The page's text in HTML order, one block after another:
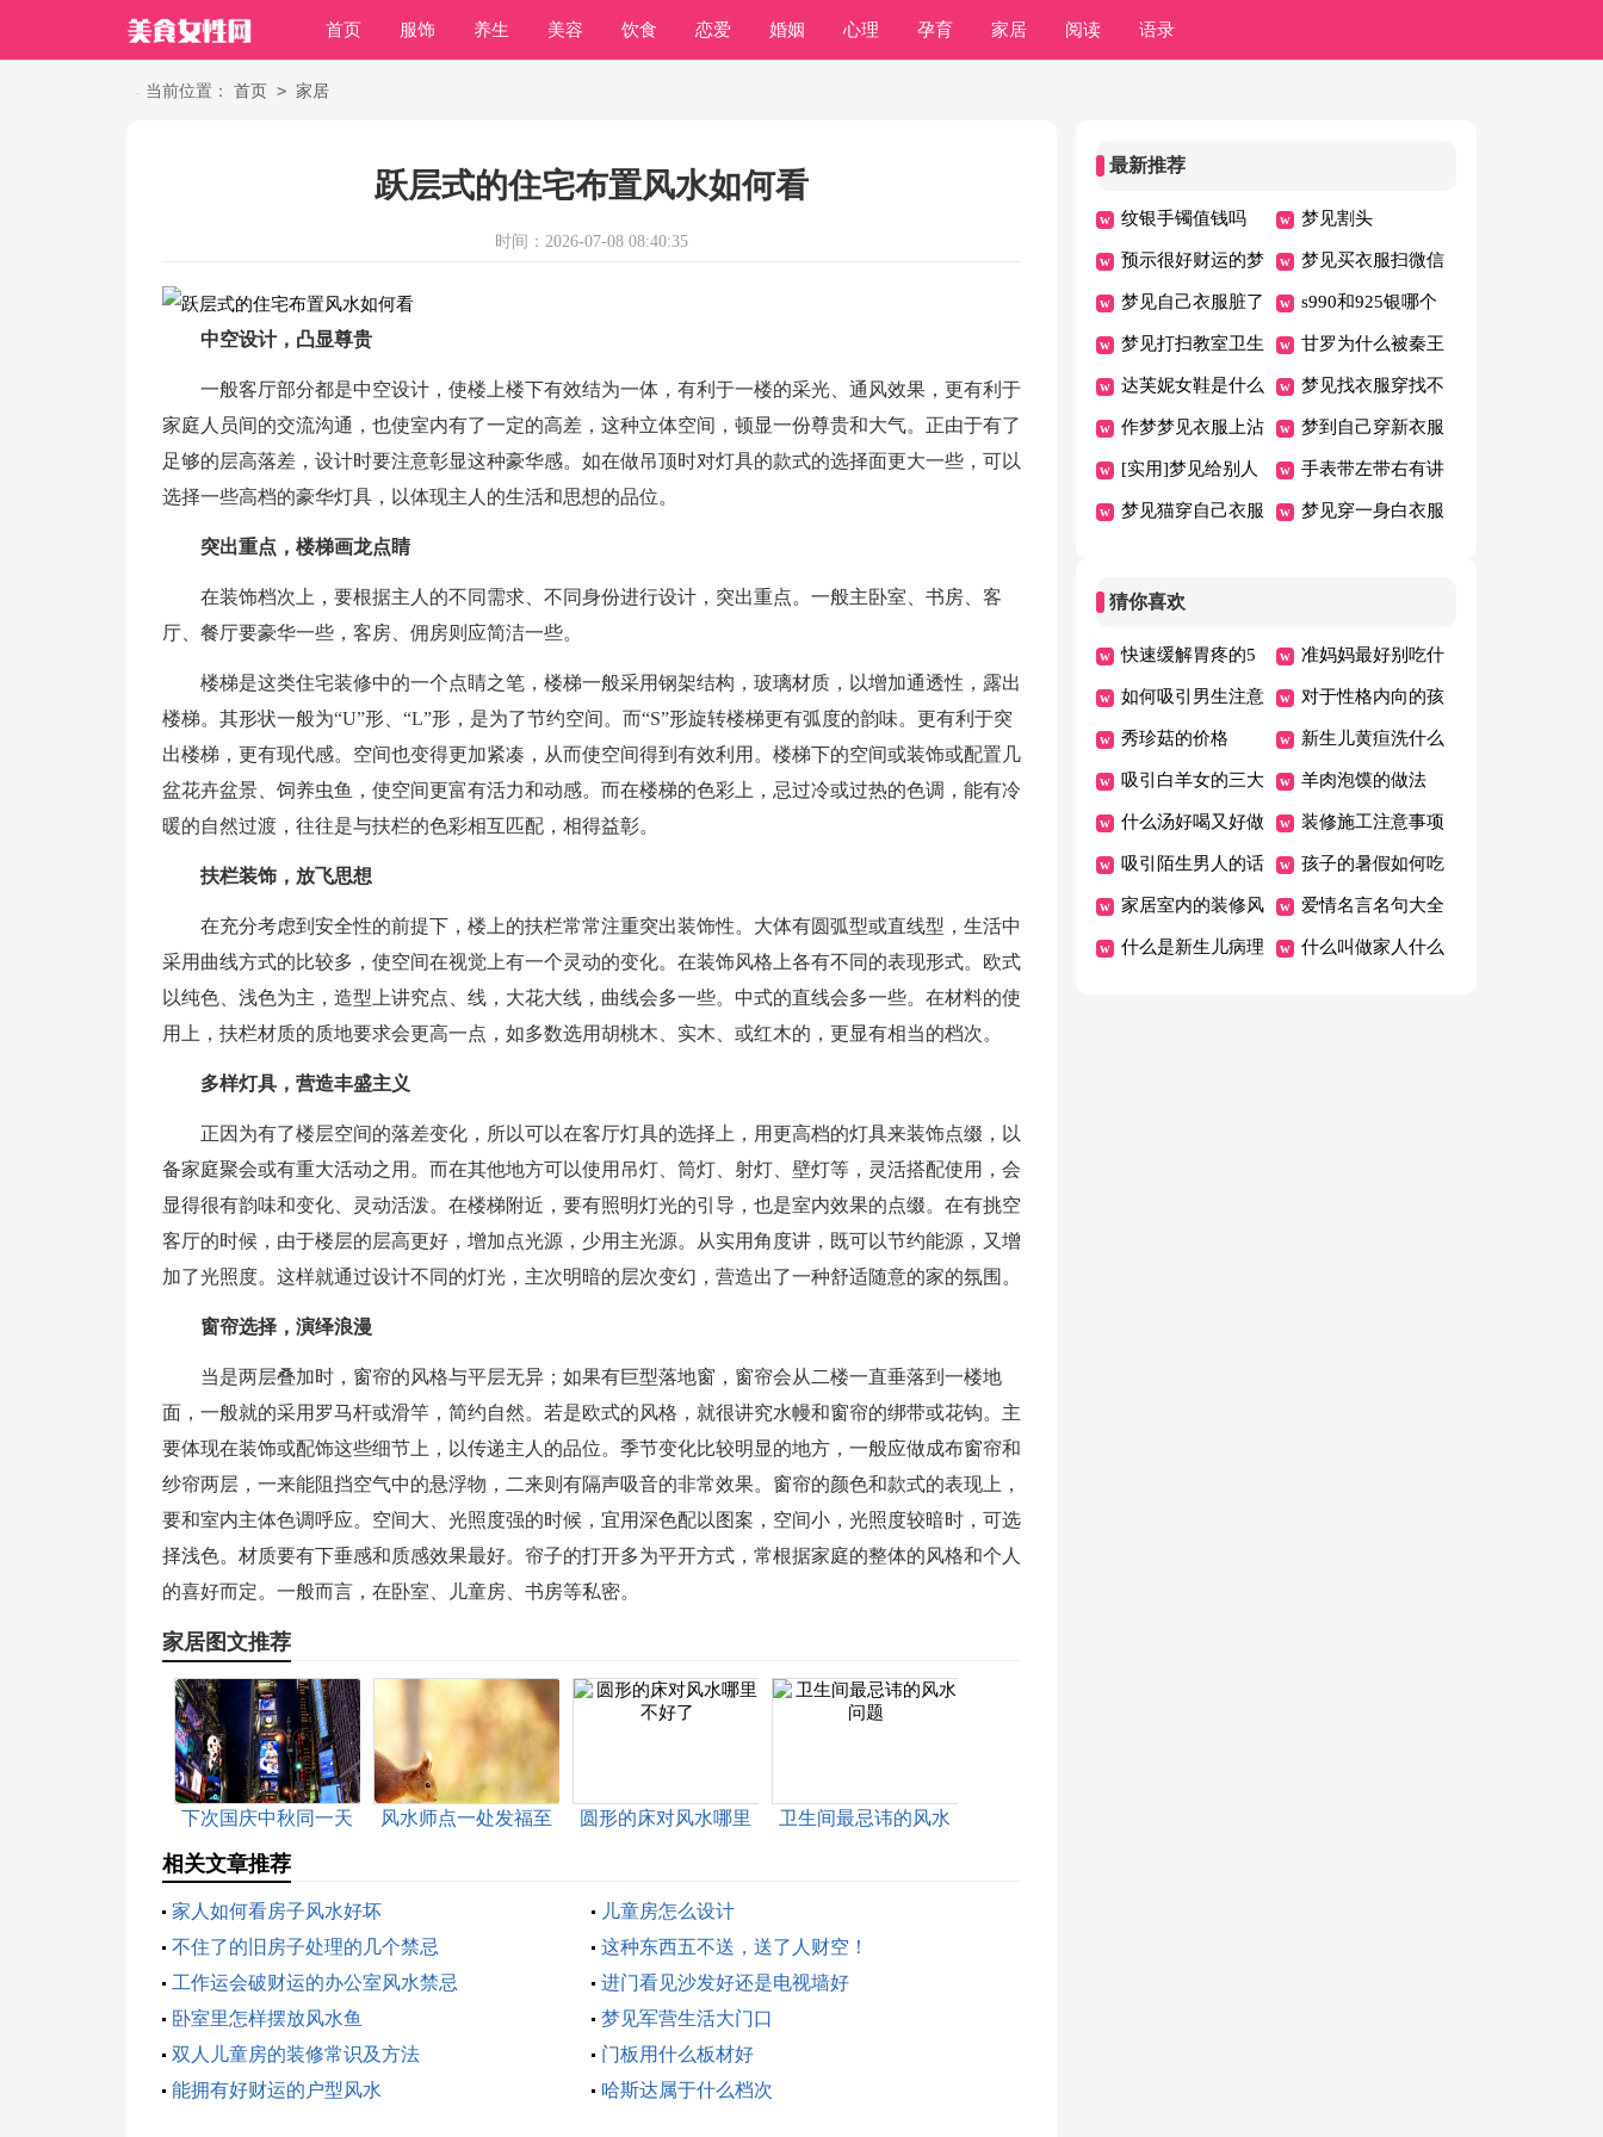
首页 服饰 养生 美容 饮食 恋爱 婚姻 心理 孕育 家居 阅读 语录
职场
当前位置： 首页 > 家居
跃层式的住宅布置风水如何看
时间：2026-07-08 08:40:35
中空设计，凸显尊贵
一般客厅部分都是中空设计，使楼上楼下有效结为一体，有利于一楼的采光、通风效果，更有利于
家庭人员间的交流沟通，也使室内有了一定的高差，这种立体空间，顿显一份尊贵和大气。正由于有了
足够的层高落差，设计时要注意彰显这种豪华感。如在做吊顶时对灯具的款式的选择面更大一些，可以
选择一些高档的豪华灯具，以体现主人的生活和思想的品位。
突出重点，楼梯画龙点睛
在装饰档次上，要根据主人的不同需求、不同身份进行设计，突出重点。一般主卧室、书房、客
厅、餐厅要豪华一些，客房、佣房则应简洁一些。
楼梯是这类住宅装修中的一个点睛之笔，楼梯一般采用钢架结构，玻璃材质，以增加通透性，露出
楼梯。其形状一般为“U”形、“L”形，是为了节约空间。而“S”形旋转楼梯更有弧度的韵味。更有利于突
出楼梯，更有现代感。空间也变得更加紧凑，从而使空间得到有效利用。楼梯下的空间或装饰或配置几
盆花卉盆景、饲养虫鱼，使空间更富有活力和动感。而在楼梯的色彩上，忌过冷或过热的色调，能有冷
暖的自然过渡，往往是与扶栏的色彩相互匹配，相得益彰。
扶栏装饰，放飞思想
在充分考虑到安全性的前提下，楼上的扶栏常常注重突出装饰性。大体有圆弧型或直线型，生活中
采用曲线方式的比较多，使空间在视觉上有一个灵动的变化。在装饰风格上各有不同的表现形式。欧式
以纯色、浅色为主，造型上讲究点、线，大花大线，曲线会多一些。中式的直线会多一些。在材料的使
用上，扶栏材质的质地要求会更高一点，如多数选用胡桃木、实木、或红木的，更显有相当的档次。
多样灯具，营造丰盛主义
正因为有了楼层空间的落差变化，所以可以在客厅灯具的选择上，用更高档的灯具来装饰点缀，以
备家庭聚会或有重大活动之用。而在其他地方可以使用吊灯、筒灯、射灯、壁灯等，灵活搭配使用，会
显得很有韵味和变化、灵动活泼。在楼梯附近，要有照明灯光的引导，也是室内效果的点缀。在有挑空
客厅的时候，由于楼层的层高更好，增加点光源，少用主光源。从实用角度讲，既可以节约能源，又增
加了光照度。这样就通过设计不同的灯光，主次明暗的层次变幻，营造出了一种舒适随意的家的氛围。
窗帘选择，演绎浪漫
当是两层叠加时，窗帘的风格与平层无异；如果有巨型落地窗，窗帘会从二楼一直垂落到一楼地
面，一般就的采用罗马杆或滑竿，简约自然。若是欧式的风格，就很讲究水幔和窗帘的绑带或花钩。主
要体现在装饰或配饰这些细节上，以传递主人的品位。季节变化比较明显的地方，一般应做成布窗帘和
纱帘两层，一来能阻挡空气中的悬浮物，二来则有隔声吸音的非常效果。窗帘的颜色和款式的表现上，
要和室内主体色调呼应。空间大、光照度强的时候，宜用深色配以图案，空间小，光照度较暗时，可选
择浅色。材质要有下垂感和质感效果最好。帘子的打开多为平开方式，常根据家庭的整体的风格和个人
的喜好而定。一般而言，在卧室、儿童房、书房等私密。
家居图文推荐
下次国庆中秋同一天
风水师点一处发福至
圆形的床对风水哪里
卫生间最忌讳的风水
相关文章推荐
家人如何看房子风水好坏
儿童房怎么设计
不住了的旧房子处理的几个禁忌
这种东西五不送，送了人财空！
工作运会破财运的办公室风水禁忌
进门看见沙发好还是电视墙好
卧室里怎样摆放风水鱼
梦见军营生活大门口
双人儿童房的装修常识及方法
门板用什么板材好
能拥有好财运的户型风水
哈斯达属于什么档次
最新推荐
纹银手镯值钱吗 梦见割头
预示很好财运的梦
境
梦见买衣服扫微信
付款
梦见自己衣服脏了
是什么意思
s990和925银哪个
好
梦见打扫教室卫生 甘罗为什么被秦王
杀了
达芙妮女鞋是什么
档次
梦见找衣服穿找不
到合适的衣服
作梦梦见衣服上沾
了屎
梦到自己穿新衣服
[实用]梦见给别人
冼衣服
手表带左带右有讲
究吗
梦见猫穿自己衣服 梦见穿一身白衣服
猜你喜欢
快速缓解胃疼的5
个方法
准妈妈最好别吃什
么食物
如何吸引男生注意 对于性格内向的孩
子怎么和他沟通
秀珍菇的价格 新生儿黄疸洗什么
中药好 新生儿黄
疸推拿方法
吸引白羊女的三大
星座女
羊肉泡馍的做法
什么汤好喝又好做
家常营养
装修施工注意事项
吸引陌生男人的话
术
孩子的暑假如何吃
的健康
家居室内的装修风
水禁忌
爱情名言名句大全
什么是新生儿病理 什么叫做家人什么